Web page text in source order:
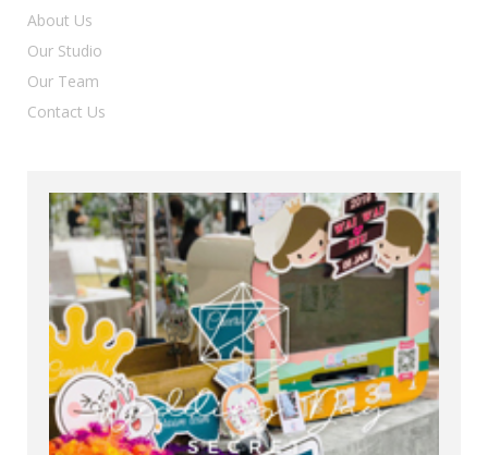
About Us
Our Studio
Our Team
Contact Us